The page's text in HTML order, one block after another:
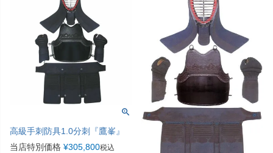
高級手刺防具1.0分刺『鷹峯』
当店特別価格 ¥305,800税込